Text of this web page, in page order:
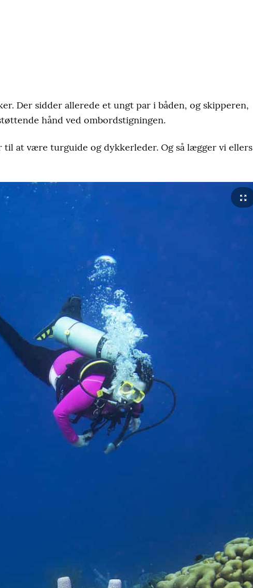
Der sidder allerede et ungt par i båden, og skipperen,
hånd ved ombordstigningen.
at være turguide og dykkerleder. Og så lægger vi ellers